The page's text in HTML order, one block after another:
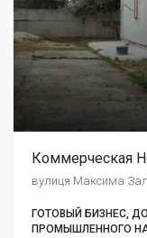
Коммерческая
ГОТОВЫЙ БИЗНЕС,
ПРОМЫШЛЕННОГО